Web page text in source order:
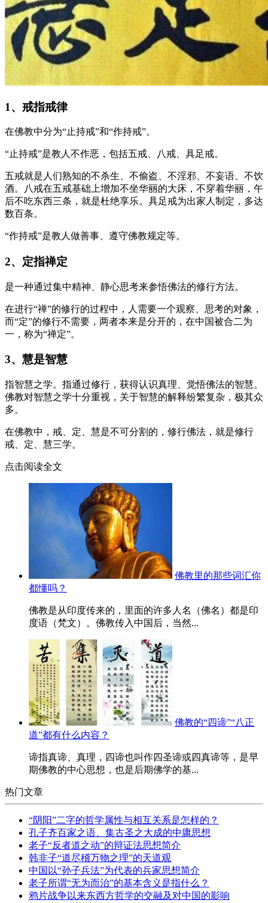
1、戒指戒律
在佛教中分为“止持戒”和“作持戒”。
“止持戒”是教人不作恶，包括五戒、八戒、具足戒。
五戒就是人们熟知的不杀生、不偷盗、不淫邪、不妄语、不饮
酒。八戒在五戒基础上增加不坐华丽的大床，不穿着华丽，午
后不吃东西三条，就是杜绝享乐。具足戒为出家人制定，多达
数百条。
“作持戒”是教人做善事、遵守佛教规定等。
2、定指禅定
是一种通过集中精神、静心思考来参悟佛法的修行方法。
在进行“禅”的修行的过程中，人需要一个观察、思考的对象，
而“定”的修行不需要，两者本来是分开的，在中国被合二为
一，称为“禅定”。
3、慧是智慧
指智慧之学。指通过修行，获得认识真理、觉悟佛法的智慧。
佛教对智慧之学十分重视，关于智慧的解释纷繁复杂，极其众
多。
在佛教中，戒、定、慧是不可分割的，修行佛法，就是修行
戒、定、慧三学。
点击阅读全文
佛教里的那些词汇你
都懂吗？
佛教是从印度传来的，里面的许多人名（佛名）都是印
度语（梵文）。佛教传入中国后，当然...
佛教的“四谛”“八正
道”都有什么内容？
谛指真谛、真理，四谛也叫作四圣谛或四真谛等，是早
期佛教的中心思想，也是后期佛学的基...
热门文章
“阴阳”二字的哲学属性与相互关系是怎样的？
孔子齐百家之语、集古圣之大成的中庸思想
老子“反者道之动”的辩证法思想简介
韩非子“道尽稽万物之理”的天道观
中国以“孙子兵法”为代表的兵家思想简介
老子所谓“无为而治”的基本含义是指什么？
鸦片战争以来东西方哲学的交融及对中国的影响